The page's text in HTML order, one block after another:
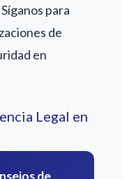
para
de
en
Legal en
de